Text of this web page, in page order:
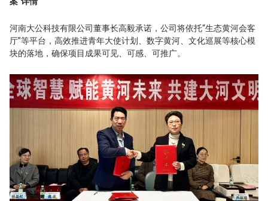
河南大公科技有限公司董事长高毅承诺，公司将依托“生态黄河会客
厅”等平台，高效推进青年大使计划、数字黄河、文化巡展等核心模
块的落地，确保项目成果可见、可感、可推广。